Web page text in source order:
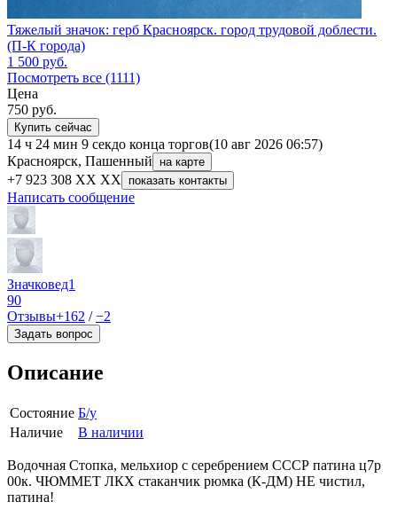
Тяжелый значок: герб Красноярск. город трудовой доблести.
(П-К города)
1 500 руб.
Посмотреть все (1111)
Цена
750 руб.
Купить сейчас
14 ч 24 мин 9 секдо конца торгов(10 авг 2026 06:57)
Красноярск, Пашенный
на карте
+7 923 308 XX XX показать контакты
Написать сообщение
Значковед1
90
Отзывы+162 /−2
Задать вопрос
Описание
Состояние Б/у
Наличие
В наличии
Водочная Стопка, мельхиор с серебрением СССР патина ц7р
00к. ЧЮММЕТ ЛКХ стаканчик рюмка (К-ДМ) НЕ чистил,
патина!